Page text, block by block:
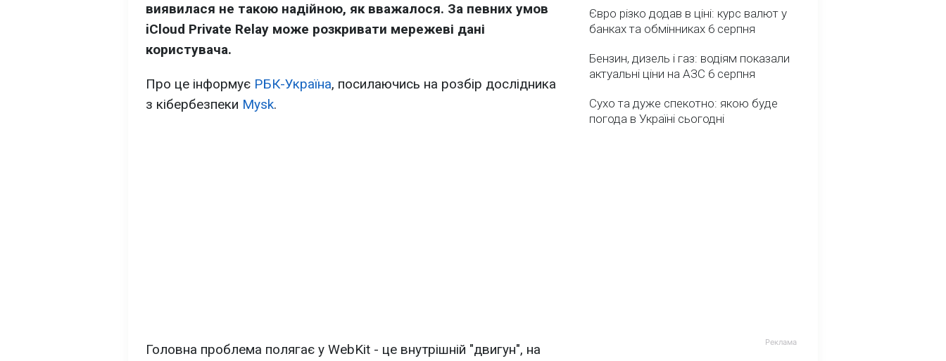
виявилася не такою надійною, як вважалося. За певних умов
iCloud Private Relay може розкривати мережеві дані
користувача.
Про це інформує РБК-Україна, посилаючись на розбір дослідника
з кібербезпеки Mysk.
Головна проблема полягає у WebKit - це внутрішній "двигун", на
Євро різко додав в ціні: курс валют у
банках та обмінниках 6 серпня
Бензин, дизель і газ: водіям показали
актуальні ціни на АЗС 6 серпня
Сухо та дуже спекотно: якою буде
погода в Україні сьогодні